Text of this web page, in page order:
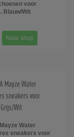
voor
Blauw/Wit
Naar shop
Water
sneakers voor